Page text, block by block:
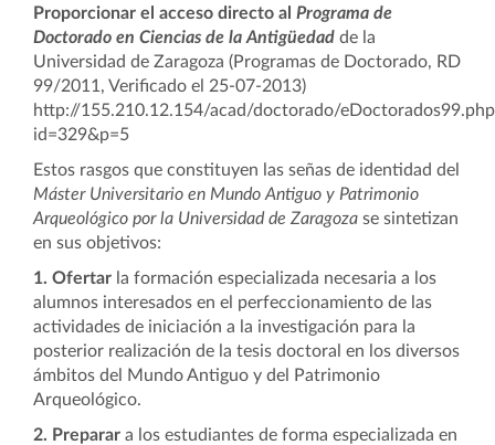
Proporcionar el acceso directo al Programa de
Doctorado en Ciencias de la Antigüedad de la
Universidad de Zaragoza (Programas de Doctorado, RD
99/2011, Verificado el 25-07-2013)
http://155.210.12.154/acad/doctorado/
id=329&p=5
Estos rasgos que constituyen las señas de identidad del
Máster Universitario en Mundo Antiguo y Patrimonio
Arqueológico por la Universidad de Zaragoza se sintetizan
en sus objetivos:
1. Ofertar la formación especializada necesaria a los
alumnos interesados en el perfeccionamiento de las
actividades de iniciación a la investigación para la
posterior realización de la tesis doctoral en los diversos
ámbitos del Mundo Antiguo y del Patrimonio
Arqueológico.
2. Preparar a los estudiantes de forma especializada en